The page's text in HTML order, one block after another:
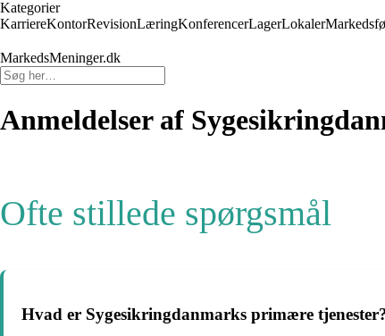
Kategorier
KarriereKontorRevisionLæringKonferencerLagerLokaler
MarkedsMeninger.dk
Anmeldelser af
Ofte stillede spørgsmål
Hvad er Sygesikringdanmarks primære